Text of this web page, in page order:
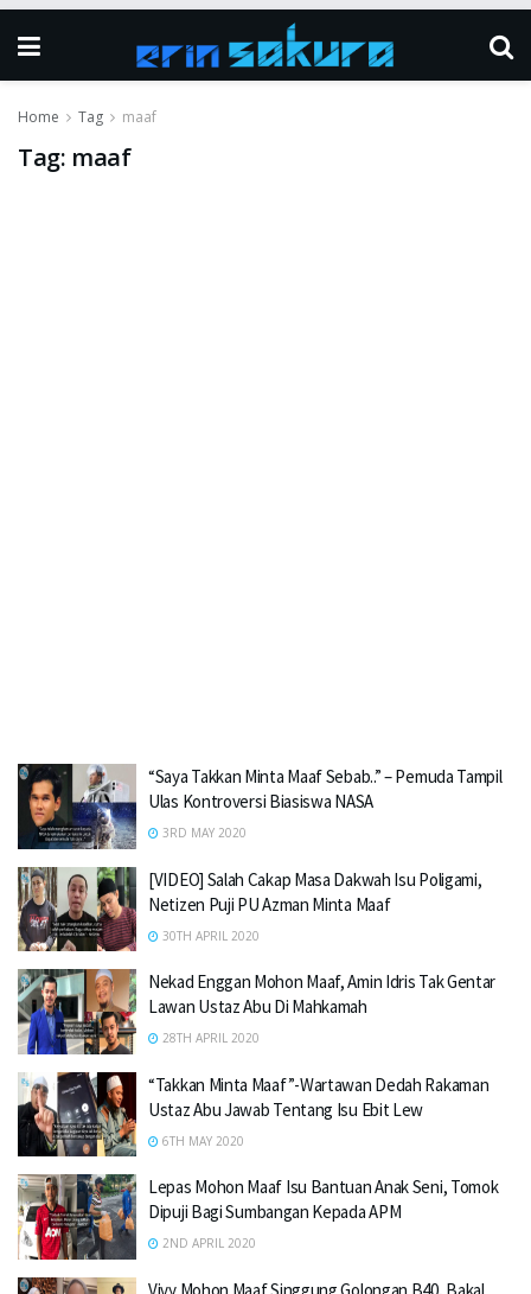
Home Tag maaf
Tag: maaf
“Saya Takkan Minta Maaf Sebab..” – Pemuda Tampil
Ulas Kontroversi Biasiswa NASA
3RD MAY 2020
[VIDEO] Salah Cakap Masa Dakwah Isu Poligami,
Netizen Puji PU Azman Minta Maaf
30TH APRIL 2020
Nekad Enggan Mohon Maaf, Amin Idris Tak Gentar
Lawan Ustaz Abu Di Mahkamah
28TH APRIL 2020
“Takkan Minta Maaf”-Wartawan Dedah Rakaman
Ustaz Abu Jawab Tentang Isu Ebit Lew
6TH MAY 2020
Lepas Mohon Maaf Isu Bantuan Anak Seni, Tomok
Dipuji Bagi Sumbangan Kepada APM
2ND APRIL 2020
Vivy Mohon Maaf Singgung Golongan B40, Bakal